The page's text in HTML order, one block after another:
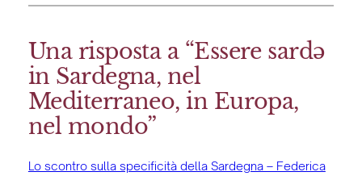
Una risposta a “Essere sardə
in Sardegna, nel
Mediterraneo, in Europa,
nel mondo”
Lo scontro sulla specificità della Sardegna – Federica